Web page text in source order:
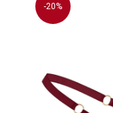
-20%